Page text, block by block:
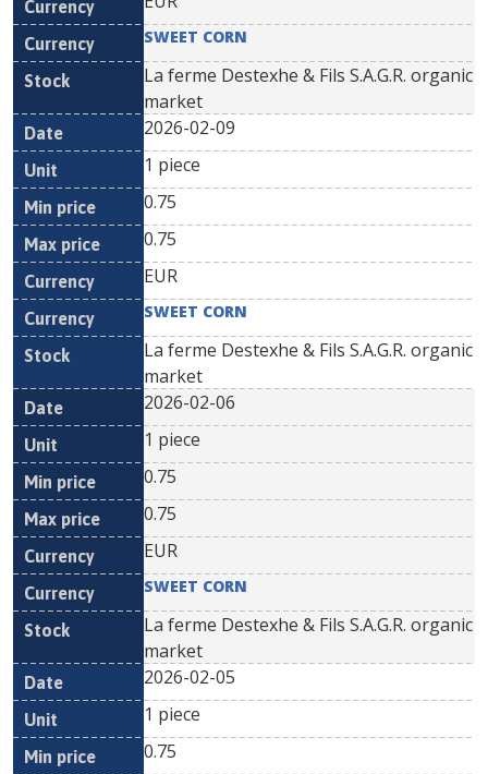
SWEET CORN
La ferme Destexhe & Fils S.A.G.R. organic
market
2026-02-09
1 piece
0.75
0.75
EUR
SWEET CORN
La ferme Destexhe & Fils S.A.G.R. organic
market
2026-02-06
1 piece
0.75
0.75
EUR
SWEET CORN
La ferme Destexhe & Fils S.A.G.R. organic
market
2026-02-05
1 piece
0.75